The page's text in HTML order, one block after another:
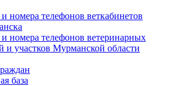
номера телефонов веткабинетов
и номера телефонов ветеринарных
и участков Мурманской области
база